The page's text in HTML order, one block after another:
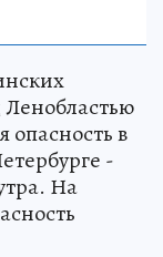
Ленобластью
опасность в
-
На